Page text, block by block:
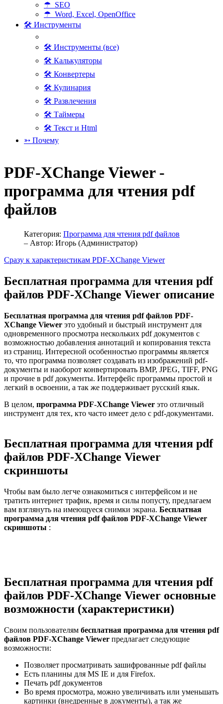
☂ SEO
☂ Word, Excel, OpenOffice
🛠 Инструменты
🛠 Инструменты (все)
🛠 Калькуляторы
🛠 Конвертеры
🛠 Кулинария
🛠 Развлечения
🛠 Таймеры
🛠 Текст и Html
➳ Почему
PDF-XChange Viewer -
программа для чтения pdf
файлов
Категория: Программа для чтения pdf файлов
– Автор: Игорь (Администратор)
Сразу к характеристикам PDF-XChange Viewer
Бесплатная программа для чтения pdf
файлов PDF-XChange Viewer описание
Бесплатная программа для чтения pdf файлов PDF-
XChange Viewer это удобный и быстрый инструмент для
одновременного просмотра нескольких pdf документов с
возможностью добавления аннотаций и копирования текста
из страниц. Интересной особенностью программы является
то, что программа позволяет создавать из изображений pdf-
документы и наоборот конвертировать BMP, JPEG, TIFF, PNG
и прочие в pdf документы. Интерфейс программы простой и
легкий в освоении, а так же поддерживает русский язык.
В целом, программа PDF-XChange Viewer это отличный
инструмент для тех, кто часто имеет дело с pdf-документами.
Бесплатная программа для чтения pdf
файлов PDF-XChange Viewer
скриншоты
Чтобы вам было легче ознакомиться с интерфейсом и не
тратить интернет трафик, время и силы попусту, предлагаем
вам взглянуть на имеющуеся снимки экрана. Бесплатная
программа для чтения pdf файлов PDF-XChange Viewer
скриншоты :
Бесплатная программа для чтения pdf
файлов PDF-XChange Viewer основные
возможности (характеристики)
Своим пользователям бесплатная программа для чтения pdf
файлов PDF-XChange Viewer предлагает следующие
возможности:
Позволяет просматривать зашифрованные pdf файлы
Есть планины для MS IE и для Firefox.
Печать pdf документов
Во время просмотра, можно увеличивать или уменьшать
картинки (внедренные в документы), а так же